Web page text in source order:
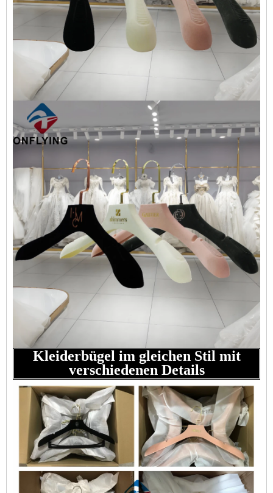
Kleiderbügel im gleichen Stil mit
verschiedenen Details